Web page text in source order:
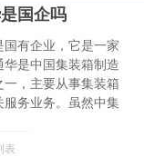
国企吗
有企业，它是一家
是中国集装箱制造
，主要从事集装箱
务业务。虽然中集
表